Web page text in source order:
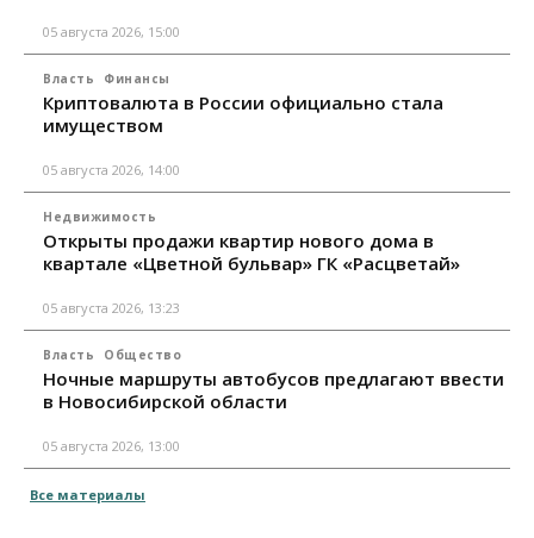
05 августа 2026, 15:00
Власть Финансы
Криптовалюта в России официально стала
имуществом
05 августа 2026, 14:00
Недвижимость
Открыты продажи квартир нового дома в
квартале «Цветной бульвар» ГК «Расцветай»
05 августа 2026, 13:23
Власть Общество
Ночные маршруты автобусов предлагают ввести
в Новосибирской области
05 августа 2026, 13:00
Все материалы